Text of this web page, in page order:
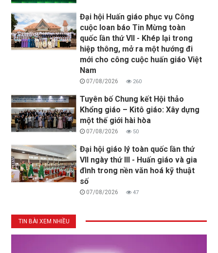
Đại hội Huấn giáo phục vụ Công
cuộc loan báo Tin Mừng toàn
quốc lần thứ VII - Khép lại trong
hiệp thông, mở ra một hướng đi
mới cho công cuộc huấn giáo Việt
Nam
07/08/2026 260
Tuyên bố Chung kết Hội thảo
Khổng giáo – Kitô giáo: Xây dựng
một thế giới hài hòa
07/08/2026 50
Đại hội giáo lý toàn quốc lần thứ
VII ngày thứ III - Huấn giáo và gia
đình trong nền văn hoá kỹ thuật
số
07/08/2026 47
TIN BÀI XEM NHIỀU